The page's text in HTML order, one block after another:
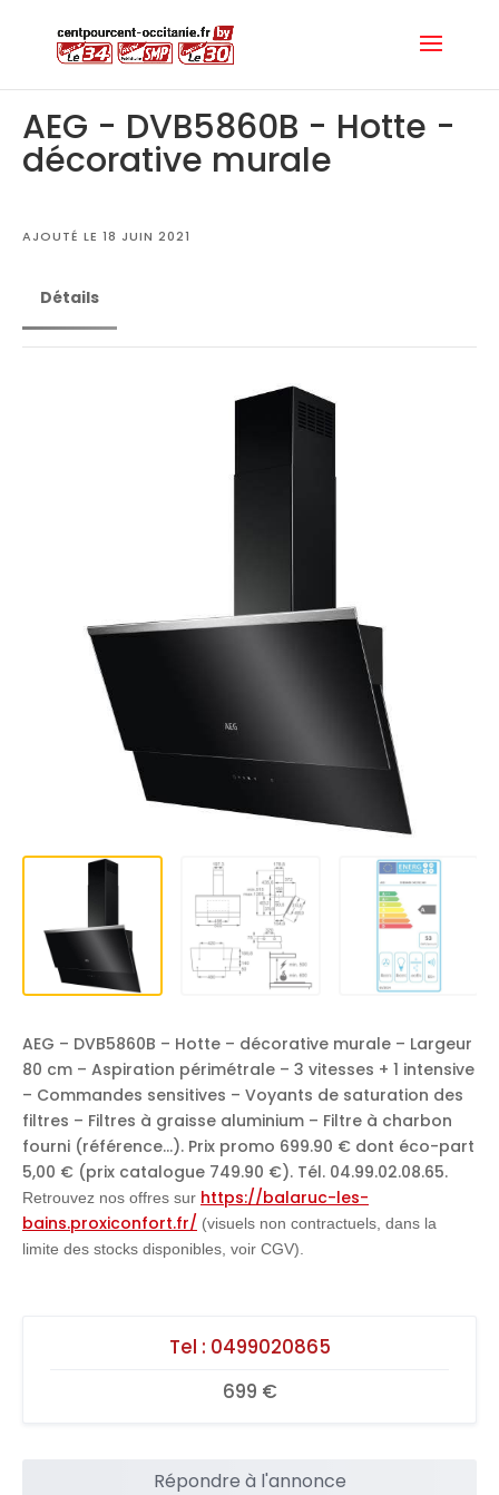
AEG - DVB5860B - Hotte -
décorative murale
AJOUTÉ LE 18 JUIN 2021
Détails
AEG – DVB5860B – Hotte – décorative murale – Largeur
80 cm – Aspiration périmétrale – 3 vitesses + 1 intensive
– Commandes sensitives – Voyants de saturation des
filtres – Filtres à graisse aluminium – Filtre à charbon
fourni (référence…). Prix promo 699.90 € dont éco-part
5,00 € (prix catalogue 749.90 €). Tél. 04.99.02.08.65.
Retrouvez nos offres sur https://balaruc-les-
bains.proxiconfort.fr/ (visuels non contractuels, dans la
limite des stocks disponibles, voir CGV).
Tel : 0499020865
699 €
Répondre à l'annonce